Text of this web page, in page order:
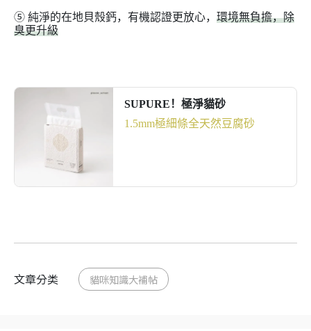
➄ 純淨的在地貝殼鈣，有機認證更放心， 環境無負擔，除
臭更升級
SUPURE！極淨貓砂
1.5mm極細條全天然豆腐砂
文章分类 貓咪知識大補帖